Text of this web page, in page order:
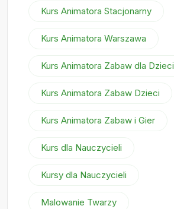
Kurs Animatora Stacjonarny
Kurs Animatora Warszawa
Kurs Animatora Zabaw dla Dzieci
Kurs Animatora Zabaw Dzieci
Kurs Animatora Zabaw i Gier
Kurs dla Nauczycieli
Kursy dla Nauczycieli
Malowanie Twarzy